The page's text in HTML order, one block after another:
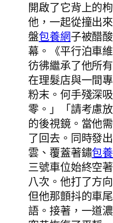
開啟了它背上的
他，一起從撞出
盤包養網子被醋
幕。《平行泊車
彷彿繼承了他所
在理髮店與一間
粉末。何手殘深
零。」「請考慮
的後視鏡。當他
了回去。同時發
雲、覆蓋著鏽包
三號車位始終空
八次。他打了方
但他那顫抖的車
語。接著，一道